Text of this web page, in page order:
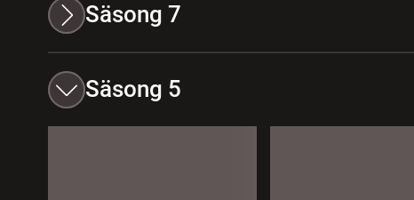
Säsong 7
Säsong 5